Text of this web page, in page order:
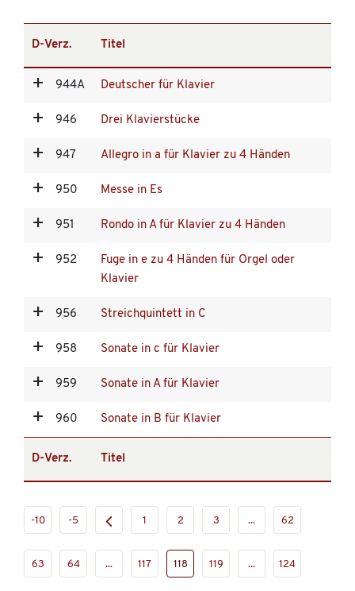
D-Verz. Titel
944A Deutscher für Klavier
946 Drei Klavierstücke
947 Allegro in a für Klavier zu 4 Händen
950 Messe in Es
951 Rondo in A für Klavier zu 4 Händen
952
Fuge in e zu 4 Händen für Orgel oder
Klavier
956 Streichquintett in C
958 Sonate in c für Klavier
959 Sonate in A für Klavier
960 Sonate in B für Klavier
D-Verz. Titel
-10 -5 1 2 3 ... 62
63 64 ... 117 118 119 ... 124